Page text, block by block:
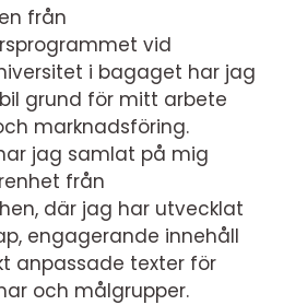
från
vid
i bagaget har jag
grund för mitt arbete
marknadsföring.
jag samlat på mig
från
där jag har utvecklat
engagerande innehåll
anpassade texter för
och målgrupper.